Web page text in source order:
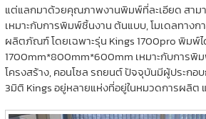
แต่แลกมาด้วยคุณภาพงานพิมพ์ที่ละเอียด สา
เหมาะกับการพิมพ์ชิ้นงาน ต้นแบบ, โมเดลทาง
ผลิตภัณฑ์ โดยเฉพาะรุ่น Kings 1700pro พิมพ์
1700mm*800mm*600mm เหมาะกับการ
โครงสร้าง, คอนโซล รถยนต์ ปัจจุบันมีผู้ประกอ
3มิติ Kings อยู่หลายแห่งที่อยู่ในหมวดการผลิต